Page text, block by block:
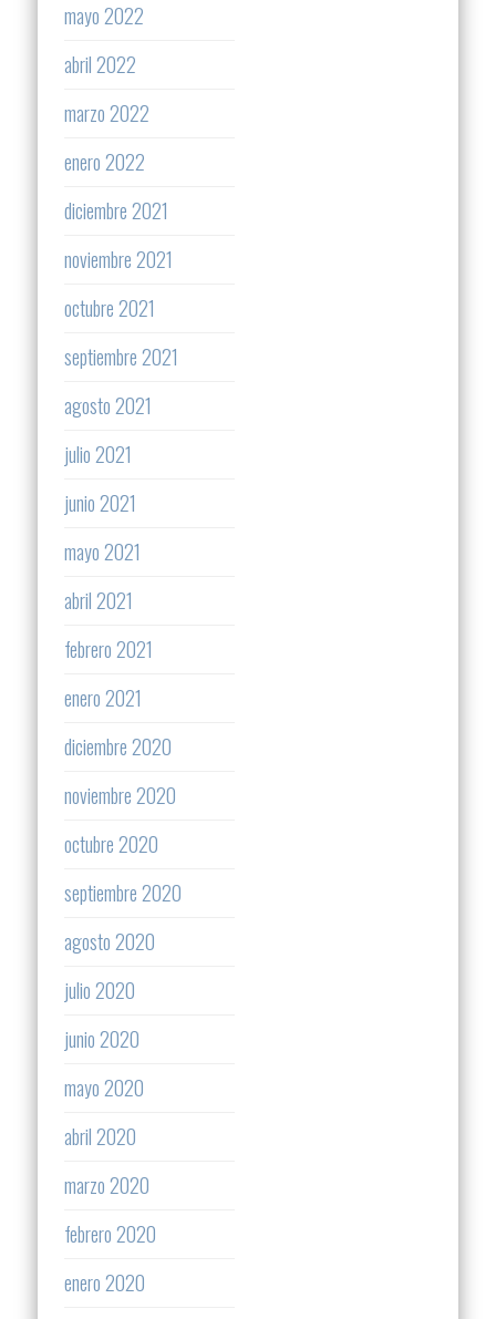
mayo 2022
abril 2022
marzo 2022
enero 2022
diciembre 2021
noviembre 2021
octubre 2021
septiembre 2021
agosto 2021
julio 2021
junio 2021
mayo 2021
abril 2021
febrero 2021
enero 2021
diciembre 2020
noviembre 2020
octubre 2020
septiembre 2020
agosto 2020
julio 2020
junio 2020
mayo 2020
abril 2020
marzo 2020
febrero 2020
enero 2020